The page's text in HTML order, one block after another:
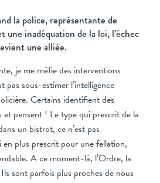
la police, représentante de
une inadéquation de la loi, l’échec
une alliée.
je me méfie des interventions
pas sous-estimer l’intelligence
Certains identifient des
et pensent ! Le type qui prescrit de la
un bistrot, ce n’est pas
plus prescrit pour une fellation,
A ce moment-là, l’Ordre, la
sont parfois plus proches de nous